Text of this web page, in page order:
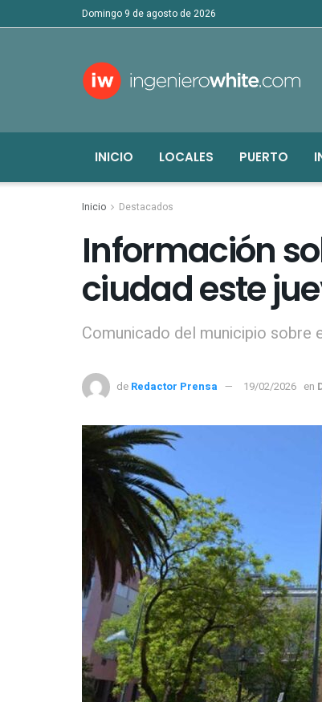
domingo 9 de agosto de 2026
INICIO LOCALES PUERTO
Inicio Destacados
Información
ciudad este
Comunicado del municipio sobre
de Redactor Prensa 19/02/2026 en